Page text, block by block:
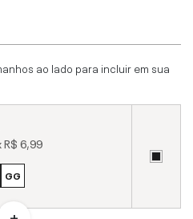
ao lado para incluir em sua
R$ 6,99
GG